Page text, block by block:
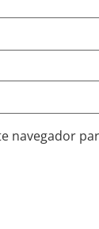
navegador